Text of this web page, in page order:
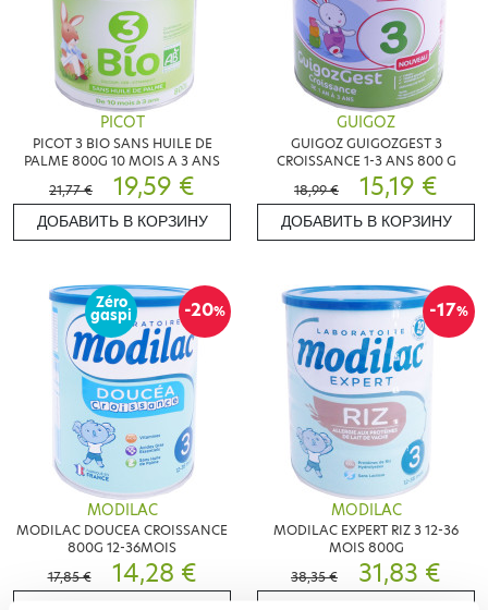
PICOT
PICOT 3 BIO SANS HUILE DE
PALME 800G 10 MOIS A 3 ANS
21,77 €
19,59 €
ДОБАВИТЬ В КОРЗИНУ
GUIGOZ
GUIGOZ GUIGOZGEST 3
CROISSANCE 1-3 ANS 800 G
18,99 €
15,19 €
ДОБАВИТЬ В КОРЗИНУ
-20%
Zéro
gaspi
MODILAC
MODILAC DOUCEA CROISSANCE
800G 12-36MOIS
17,85 €
14,28 €
-17%
MODILAC
MODILAC EXPERT RIZ 3 12-36
MOIS 800G
38,35 €
31,83 €